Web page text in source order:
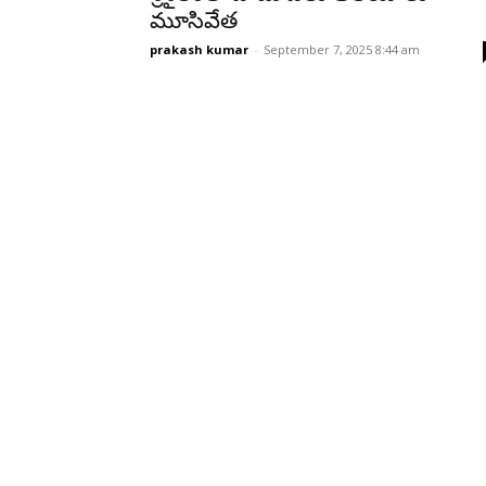
మూసివేత
prakash kumar - September 7, 2025 8:44 am